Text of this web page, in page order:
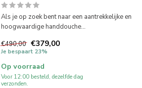
Als je op zoek bent naar een aantrekkelijke en
hoogwaardige handdouche...
€490,00 €379,00
Je bespaart 23%
Op voorraad
Voor 12:00 besteld, dezelfde dag
verzonden.